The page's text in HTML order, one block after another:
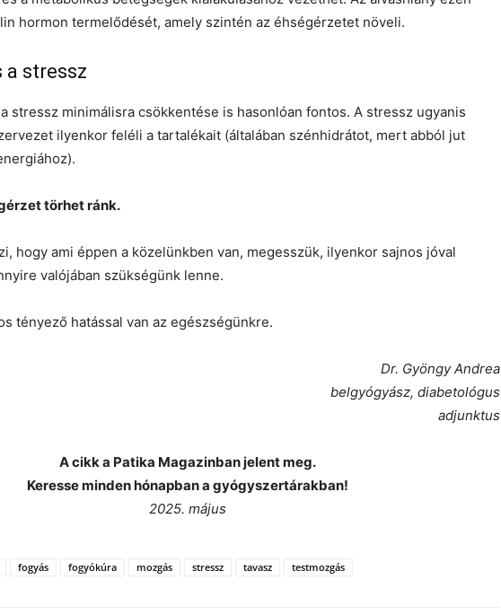
hormon termelődését, amely szintén az éhségérzetet növeli.
a stressz
stressz minimálisra csökkentése is hasonlóan fontos. A stressz ugyanis
ilyenkor feléli a tartalékait (általában szénhidrátot, mert abból jut
törhet ránk.
hogy ami éppen a közelünkben van, megesszük, ilyenkor sajnos jóval
valójában szükségünk lenne.
tényező hatással van az egészségünkre.
Dr. Gyöngy Andrea
belgyógyász, diabetológus
adjunktus
A cikk a Patika Magazinban jelent meg.
Keresse minden hónapban a gyógyszertárakban!
2025. május
fogyás fogyókúra mozgás stressz tavasz testmozgás